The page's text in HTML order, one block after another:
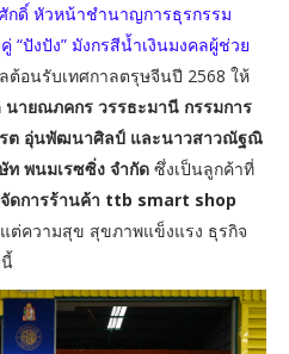
ดิ์ หัวหน้าชำนาญการธุรกรรม
“ปังปัง” มังกรสีน้ำเงินมงคลผู้ช่วย
ต้อนรับเทศกาลตรุษจีนปี 2568 ให้
นายณภคกร วรรธะมานี กรรมการ
ต อุ่นพัฒนาศิลป์ และนาวสาวณัฐณิ
พนมเรซซิ่ง จำกัดซึ่งเป็นลูกค้าที่
ดการร้านค้า ttb smart shop
ต่ความสุข สุขภาพแข็งแรง ธุรกิจ